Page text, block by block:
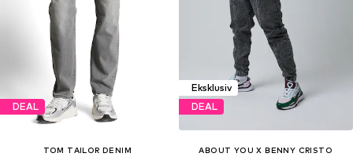
DEAL
TOM TAILOR DENIM
Eksklusiv
DEAL
ABOUT YOU X BENNY CRISTO